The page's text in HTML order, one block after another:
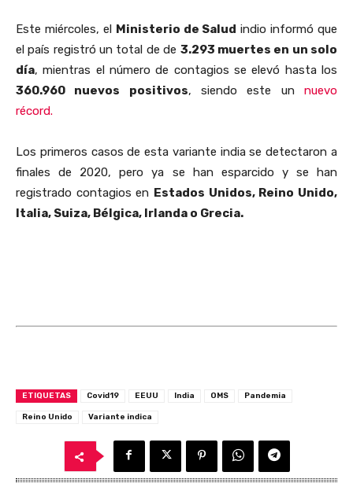
Este miércoles, el Ministerio de Salud indio informó que
el país registró un total de de 3.293 muertes en un solo
día, mientras el número de contagios se elevó hasta los
360.960 nuevos positivos, siendo este unnuevo
récord.
Los primeros casos de esta variante india se detectaron a
finales de 2020, pero ya se han esparcido y se han
registrado contagios en Estados Unidos, Reino Unido,
Italia, Suiza, Bélgica, Irlanda o Grecia.
ETIQUETAS Covid19 EEUU India OMS Pandemia
Reino Unido Variante indica